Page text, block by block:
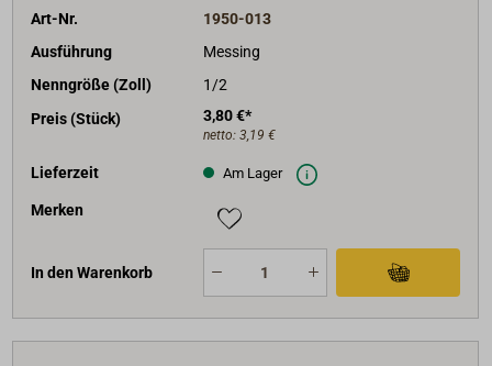
Art-Nr.
1950-013
Ausführung
Messing
Nenngröße (Zoll)
1/2
Preis (Stück)
3,80 €*
netto: 3,19 €
Lieferzeit Am Lager
Merken
In den Warenkorb